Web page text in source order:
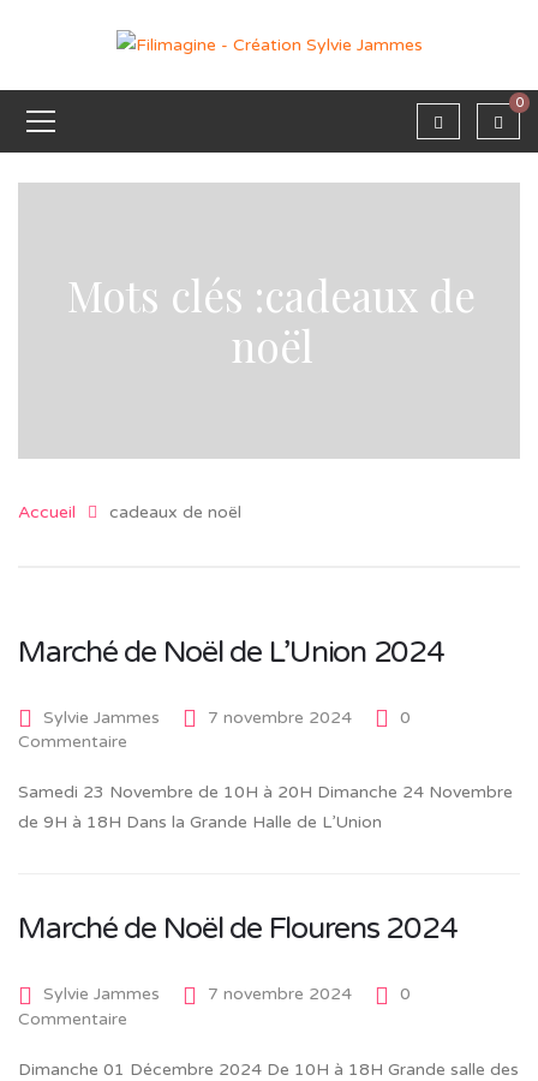
0
Mots clés :cadeaux de
noël
Accueil cadeaux de noël
Marché de Noël de L’Union 2024
Sylvie Jammes 7 novembre 2024
0
Commentaire
Samedi 23 Novembre de 10H à 20H Dimanche 24 Novembre
de 9H à 18H Dans la Grande Halle de L’Union
Marché de Noël de Flourens 2024
Sylvie Jammes 7 novembre 2024
0
Commentaire
Dimanche 01 Décembre 2024 De 10H à 18H Grande salle des